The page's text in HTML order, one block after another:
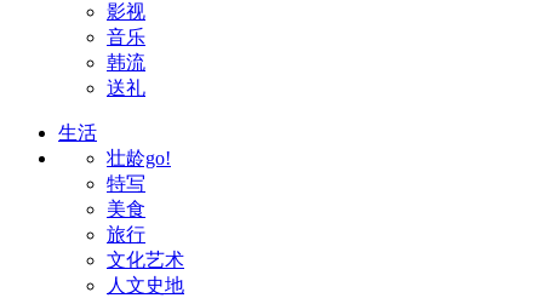
影视
音乐
韩流
送礼
生活
壮龄go!
特写
美食
旅行
文化艺术
人文史地